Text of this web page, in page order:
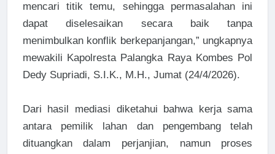
mencari titik temu, sehingga permasalahan ini
dapat diselesaikan secara baik tanpa
menimbulkan konflik berkepanjangan,” ungkapnya
mewakili Kapolresta Palangka Raya Kombes Pol
Dedy Supriadi, S.I.K., M.H., Jumat (24/4/2026).
Dari hasil mediasi diketahui bahwa kerja sama
antara pemilik lahan dan pengembang telah
dituangkan dalam perjanjian, namun proses